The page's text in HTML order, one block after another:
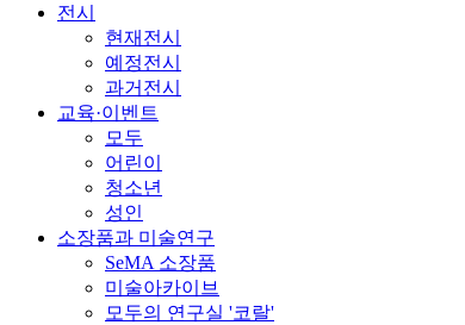
전시
현재전시
예정전시
과거전시
교육·이벤트
모두
어린이
청소년
성인
소장품과 미술연구
SeMA 소장품
미술아카이브
모두의 연구실 '코랄'